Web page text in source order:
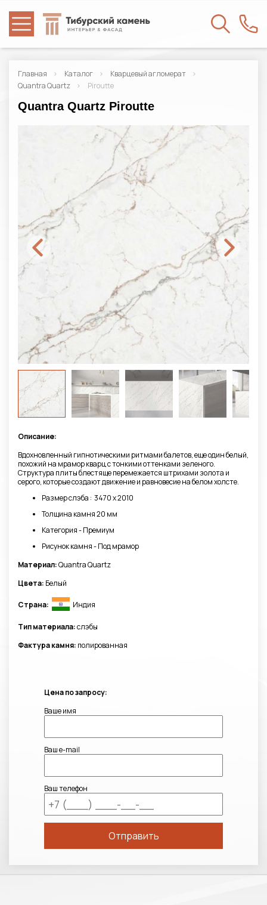
Главная Каталог
Кварцевый агломерат
Quantra Quartz
Piroutte
Quantra Quartz Piroutte
Описание:
Вдохновленный гипнотическими ритмами балетов, еще один белый,
похожий на мрамор кварц с тонкими оттенками зеленого.
Структура плиты блестяще перемежается штрихами золота и
серого, которые создают движение и равновесие на белом холсте.
Размер слэба : 3470 х 2010
Толщина камня 20 мм
Категория - Премиум
Рисунок камня - Под мрамор
Материал:Quantra Quartz
Цвета: Белый
Страна: Индия
Тип материала:слэбы
Фактура камня: полированная
Цена по запросу:
Ваше имя
Ваш e-mail
Ваш телефон